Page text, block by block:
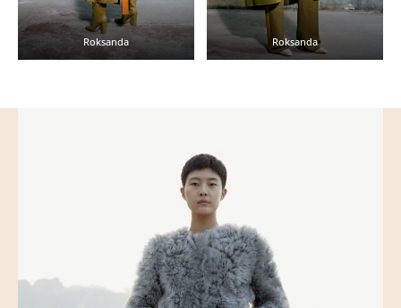
Roksanda Roksanda